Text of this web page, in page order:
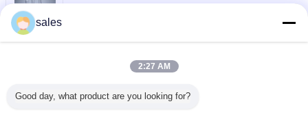
van Amber Medical 1ml
1ml ontruim de Kosmetische Plastic Ampul van
sales
2:27 AM
Good day, what product are you looking for?